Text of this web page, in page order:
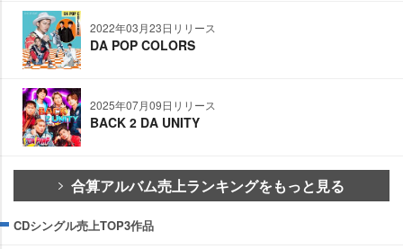
2022年03月23日リリース
DA POP COLORS
2025年07月09日リリース
BACK 2 DA UNITY
合算アルバム売上ランキングをもっと見る
CDシングル売上TOP3作品